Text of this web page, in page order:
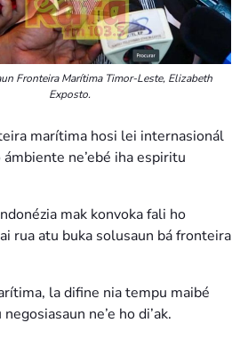
Fronteira Marítima Timor-Leste, Elizabeth
Exposto.
marítima hosi lei internasionál
ne’ebé iha espiritu
mak konvoka fali ho
rua atu buka solusaun bá fronteira
la difine nia tempu maibé
ne’e ho di’ak.